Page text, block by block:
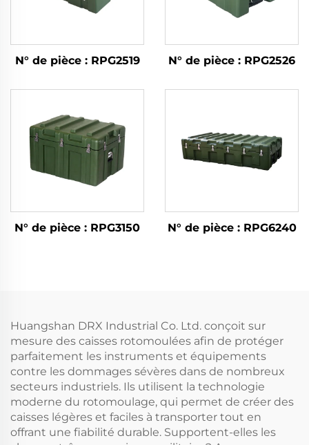
N° de pièce : RPG2519 N° de pièce : RPG2526
N° de pièce : RPG3150 N° de pièce : RPG6240
Huangshan DRX Industrial Co. Ltd. conçoit sur
mesure des caisses rotomoulées afin de protéger
parfaitement les instruments et équipements
contre les dommages sévères dans de nombreux
secteurs industriels. Ils utilisent la technologie
moderne du rotomoulage, qui permet de créer des
caisses légères et faciles à transporter tout en
offrant une fiabilité durable. Supportent-elles les